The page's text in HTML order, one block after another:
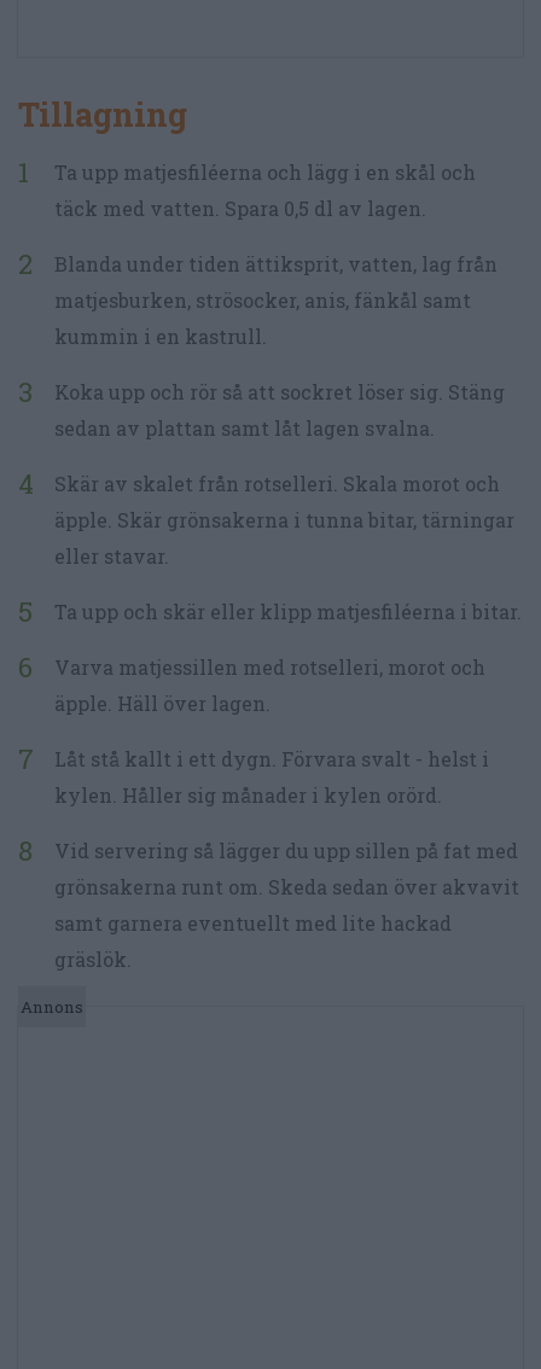
Tillagning
Ta upp matjesfiléerna och lägg i en skål och
täck med vatten. Spara 0,5 dl av lagen.
Blanda under tiden ättiksprit, vatten, lag från
matjesburken, strösocker, anis, fänkål samt
kummin i en kastrull.
Koka upp och rör så att sockret löser sig. Stäng
sedan av plattan samt låt lagen svalna.
Skär av skalet från rotselleri. Skala morot och
äpple. Skär grönsakerna i tunna bitar, tärningar
eller stavar.
Ta upp och skär eller klipp matjesfiléerna i bitar.
Varva matjessillen med rotselleri, morot och
äpple. Häll över lagen.
Låt stå kallt i ett dygn. Förvara svalt - helst i
kylen. Håller sig månader i kylen orörd.
Vid servering så lägger du upp sillen på fat med
grönsakerna runt om. Skeda sedan över akvavit
samt garnera eventuellt med lite hackad
gräslök.